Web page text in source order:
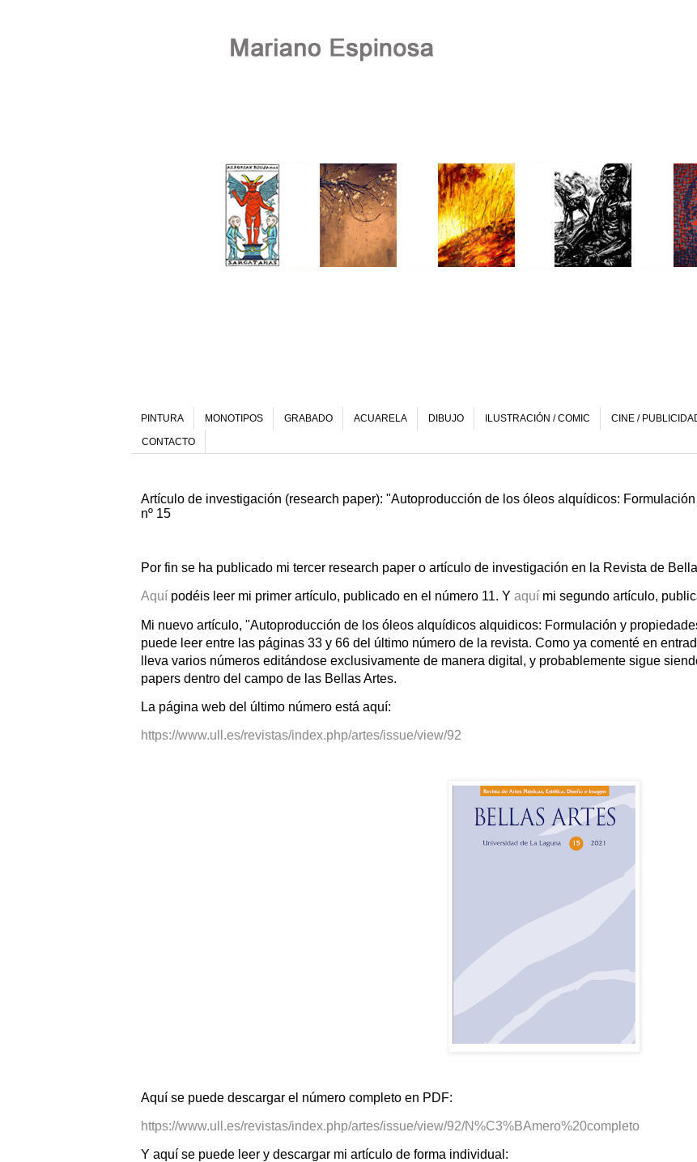
PINTURA MONOTIPOS GRABADO ACUARELA DIBUJO ILUSTRACIÓN / COMIC CINE /
CONTACTO
Artículo de investigación (research paper): "Autoproducción de los óleos alquídicos:
nº 15
Por fin se ha publicado mi tercer research paper o artículo de investigación en la Revista de
Aquí podéis leer mi primer artículo, publicado en el número 11. Y aquí mi segundo artículo,
Mi nuevo artículo, "Autoproducción de los óleos alquídicos alquidicos: Formulación y
puede leer entre las páginas 33 y 66 del último número de la revista. Como ya comenté en
lleva varios números editándose exclusivamente de manera digital, y probablemente sigue
papers dentro del campo de las Bellas Artes.
La página web del último número está aquí:
https://www.ull.es/revistas/index.php/artes/issue/view/92
Aquí se puede descargar el número completo en PDF:
https://www.ull.es/revistas/index.php/artes/issue/view/92/N%C3%BAmero%20completo
Y aquí se puede leer y descargar mi artículo de forma individual: